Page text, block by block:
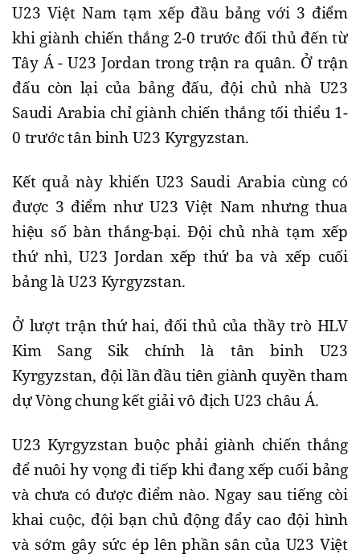
U23 Việt Nam tạm xếp đầu bảng với 3 điểm
khi giành chiến thắng 2-0 trước đối thủ đến từ
Tây Á - U23 Jordan trong trận ra quân. Ở trận
đấu còn lại của bảng đấu, đội chủ nhà U23
Saudi Arabia chỉ giành chiến thắng tối thiểu 1-
0 trước tân binh U23 Kyrgyzstan.
Kết quả này khiến U23 Saudi Arabia cùng có
được 3 điểm như U23 Việt Nam nhưng thua
hiệu số bàn thắng-bại. Đội chủ nhà tạm xếp
thứ nhì, U23 Jordan xếp thứ ba và xếp cuối
bảng là U23 Kyrgyzstan.
Ở lượt trận thứ hai, đối thủ của thầy trò HLV
Kim Sang Sik chính là tân binh U23
Kyrgyzstan, đội lần đầu tiên giành quyền tham
dự Vòng chung kết giải vô địch U23 châu Á.
U23 Kyrgyzstan buộc phải giành chiến thắng
để nuôi hy vọng đi tiếp khi đang xếp cuối bảng
và chưa có được điểm nào. Ngay sau tiếng còi
khai cuộc, đội bạn chủ động đẩy cao đội hình
và sớm gây sức ép lên phần sân của U23 Việt